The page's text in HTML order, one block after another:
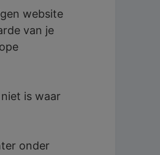
website
van je
is waar
onder